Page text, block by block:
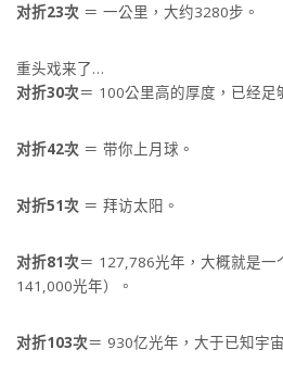
对折23次 ＝ 一公里，大约3280步。
重头戏来了…
对折30次＝ 100公里高的厚度，已经足
对折42次 ＝ 带你上月球。
对折51次 ＝ 拜访太阳。
对折81次＝ 127,786光年，大概就是一
141,000光年）。
对折103次＝ 930亿光年，大于已知宇